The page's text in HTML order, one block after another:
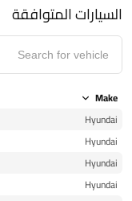
السيارات المتوافقة
Make
Hyundai
Hyundai
Hyundai
Hyundai